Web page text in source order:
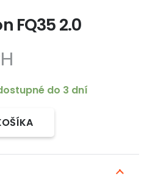
FQ35 2.0
do 3 dní